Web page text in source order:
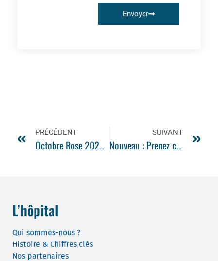
Envoyer
PRÉCÉDENT
Octobre Rose 2024 à l’Hôpital Saint Camille
SUIVANT
Nouveau : Prenez connaissance en direct du temps d’attente estimé aux urgences adultes et pédiatriques
L’hôpital
Qui sommes-nous ?
Histoire & Chiffres clés
Nos partenaires